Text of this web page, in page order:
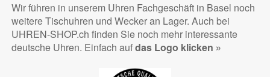
Wir führen in unserem Uhren Fachgeschäft in Basel noch
weitere Tischuhren und Wecker an Lager. Auch bei
UHREN-SHOP.ch finden Sie noch mehr interessante
deutsche Uhren. Einfach aufdas Logo klicken »